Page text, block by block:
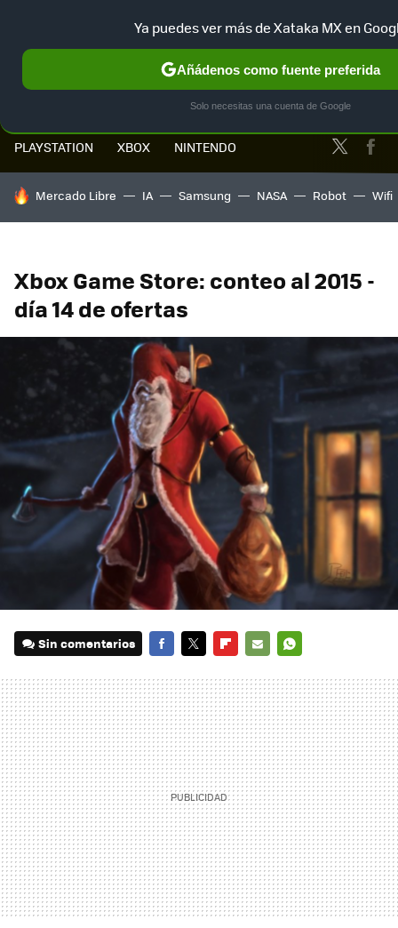
NUEVO
PLAYSTATION XBOX NINTENDO Twitter
HOY SE HABLA DE
Mercado Libre IA Samsung NASA Robot Wifi
Xbox Game Store: conteo al 2015 -
día 14 de ofertas
Sin comentarios
MAIL
Ya puedes ver más de Xataka MX en
Añádenos como fuente preferida
Solo necesitas una cuenta de Google